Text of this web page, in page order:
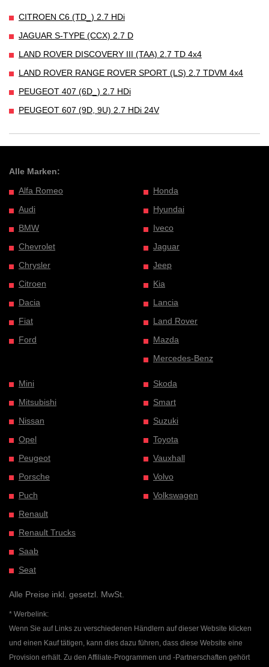
CITROEN C6 (TD_) 2.7 HDi
JAGUAR S-TYPE (CCX) 2.7 D
LAND ROVER DISCOVERY III (TAA) 2.7 TD 4x4
LAND ROVER RANGE ROVER SPORT (LS) 2.7 TDVM 4x4
PEUGEOT 407 (6D_) 2.7 HDi
PEUGEOT 607 (9D, 9U) 2.7 HDi 24V
Alle Marken:
Alfa Romeo
Audi
BMW
Chevrolet
Chrysler
Citroen
Dacia
Fiat
Ford
Honda
Hyundai
Iveco
Jaguar
Jeep
Kia
Lancia
Land Rover
Mazda
Mercedes-Benz
Mini
Mitsubishi
Nissan
Opel
Peugeot
Porsche
Puch
Renault
Renault Trucks
Saab
Seat
Skoda
Smart
Suzuki
Toyota
Vauxhall
Volvo
Volkswagen
Alle Preise inkl. gesetzl. MwSt.
* Werbelink:
Wenn Sie auf Links zu verschiedenen Händlern auf dieser Website klicken
und einen Kauf tätigen, kann dies dazu führen, dass diese Website eine
Provision erhält. Zu den Affiliate-Programmen und -Partnerschaften gehört